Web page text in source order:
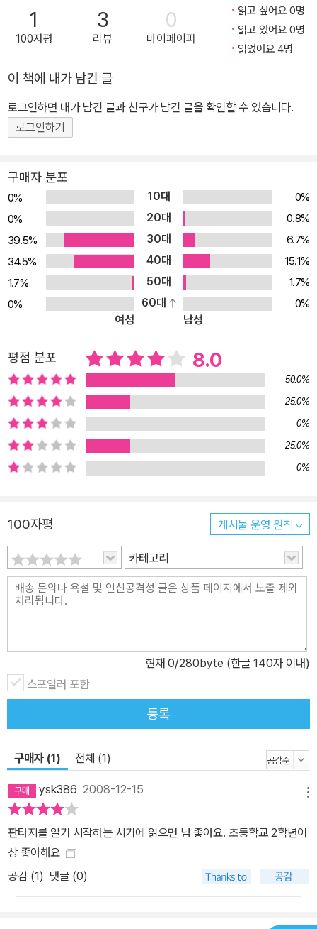
1
100자평
3
리뷰
0
마이페이퍼
읽고 싶어요 0명
읽고 있어요 0명
읽었어요 4명
이 책에 내가 남긴 글
로그인하면 내가 남긴 글과 친구가 남긴 글을 확인할 수 있습니다.
로그인하기
구매자 분포
0% 10대
0%
0%
20대
0.8%
39.5%
30대
6.7%
34.5%
40대
15.1%
1.7%
50대
1.7%
0%
60대
0%
여성
남성
평점 분포 8.0
50.0%
25.0%
0%
25.0%
0%
100자평 게시물 운영 원칙
카테고리
현재 0/280byte (한글 140자 이내)
스포일러 포함
등록
구매자 (1) 전체 (1)
ysk386 2008-12-15
판타지를 알기 시작하는 시기에 읽으면 넘 좋아요. 초등학교 2학년이
상 좋아해요
공감 (1) 댓글 (0)